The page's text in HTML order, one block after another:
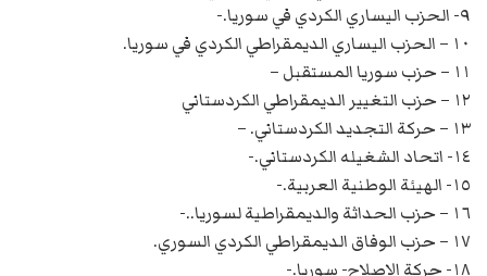
٩- الحزب اليساري الكردي في سوريا.-
١٠ – الحزب اليساري الديمقراطي الكردي في سوريا.
١١ – حزب سوريا المستقبل –
١٢ – حزب التغيير الديمقراطي الكردستاني
١٣ – حركة التجديد الكردستاني. –
١٤- اتحاد الشغيله الكردستاني.-
١٥- الهيئة الوطنية العربية.-
١٦ – حزب الحداثة والديمقراطية لسوريا..-
١٧ – حزب الوفاق الديمقراطي الكردي السوري.
١٨- حركة الاصلاح- سوريا.-